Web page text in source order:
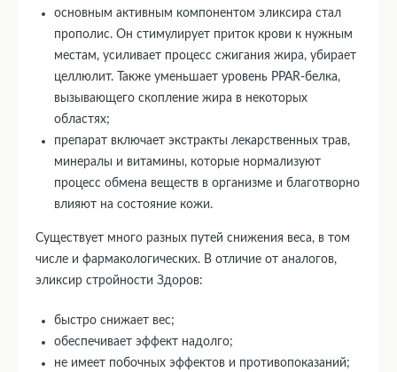
основным активным компонентом эликсира стал
прополис. Он стимулирует приток крови к нужным
местам, усиливает процесс сжигания жира, убирает
целлюлит. Также уменьшает уровень PPAR-белка,
вызывающего скопление жира в некоторых
областях;
препарат включает экстракты лекарственных трав,
минералы и витамины, которые нормализуют
процесс обмена веществ в организме и благотворно
влияют на состояние кожи.
Существует много разных путей снижения веса, в том
числе и фармакологических. В отличие от аналогов,
эликсир стройности Здоров:
быстро снижает вес;
обеспечивает эффект надолго;
не имеет побочных эффектов и противопоказаний;